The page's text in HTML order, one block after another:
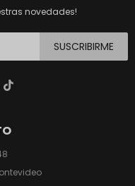
novedades!
SUSCRIBIRME
